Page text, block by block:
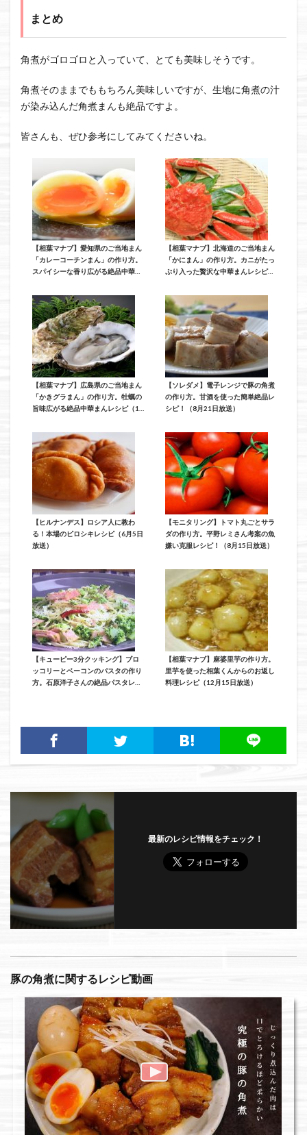
まとめ
角煮がゴロゴロと入っていて、とても美味しそうです。
角煮そのままでももちろん美味しいですが、生地に角煮の汁
が染み込んだ角煮まんも絶品ですよ。
皆さんも、ぜひ参考にしてみてくださいね。
【相葉マナブ】愛知県のご当地まん
「カレーコーチンまん」の作り方。
スパイシーな香り広がる絶品中華ま
【相葉マナブ】北海道のご当地まん
「かにまん」の作り方。カニがたっ
ぷり入った贅沢な中華まんレシピ
【相葉マナブ】広島県のご当地まん
「かきグラまん」の作り方。牡蠣の
旨味広がる絶品中華まんレシピ（12
【ソレダメ】電子レンジで豚の角煮
の作り方。甘酒を使った簡単絶品レ
シピ！（8月21日放送）
【ヒルナンデス】ロシア人に教わ
る！本場のピロシキレシピ（6月5日
放送）
【モニタリング】トマト丸ごとサラ
ダの作り方。平野レミさん考案の魚
嫌い克服レシピ！（8月15日放送）
【キューピー3分クッキング】ブロ
ッコリーとベーコンのパスタの作り
方。石原洋子さんの絶品パスタレシ
【相葉マナブ】麻婆里芋の作り方。
里芋を使った相葉くんからのお返し
料理レシピ（12月15日放送）
最新のレシピ情報をチェック！
豚の角煮に関するレシピ動画